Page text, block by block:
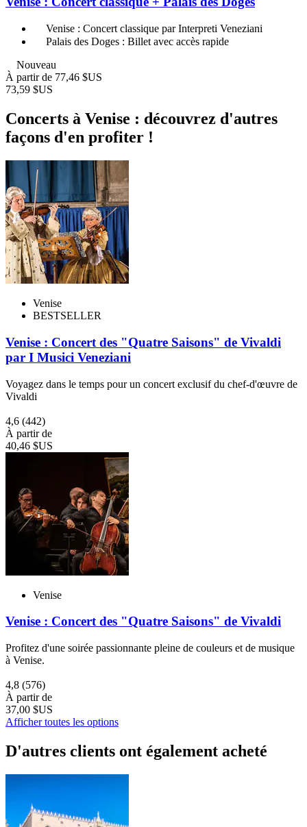
Venise : Concert classique par Interpreti Veneziani
Palais des Doges : Billet avec accès rapide
Nouveau
À partir de 77,46 $US
73,59 $US
Concerts à Venise : découvrez d'autres
façons d'en profiter !
Venise
BESTSELLER
Venise : Concert des "Quatre Saisons" de Vivaldi
par I Musici Veneziani
Voyagez dans le temps pour un concert exclusif du chef-d'œuvre de
Vivaldi
4,6 (442)
À partir de
40,46 $US
Venise
Venise : Concert des "Quatre Saisons" de Vivaldi
Profitez d'une soirée passionnante pleine de couleurs et de musique
à Venise.
4,8 (576)
À partir de
37,00 $US
Afficher toutes les options
D'autres clients ont également acheté